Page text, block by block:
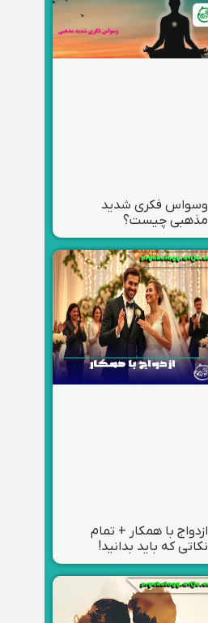
وسواس فکری شدید
مذهبی چیست؟
ازدواج با همکار + تمام
نکاتی که باید بدانید!